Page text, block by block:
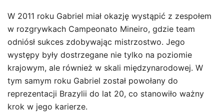
W 2011 roku Gabriel miał okazję wystąpić z zespołem
w rozgrywkach Campeonato Mineiro, gdzie team
odniósł sukces zdobywając mistrzostwo. Jego
występy były dostrzegane nie tylko na poziomie
krajowym, ale również w skali międzynarodowej. W
tym samym roku Gabriel został powołany do
reprezentacji Brazylii do lat 20, co stanowiło ważny
krok w jego karierze.